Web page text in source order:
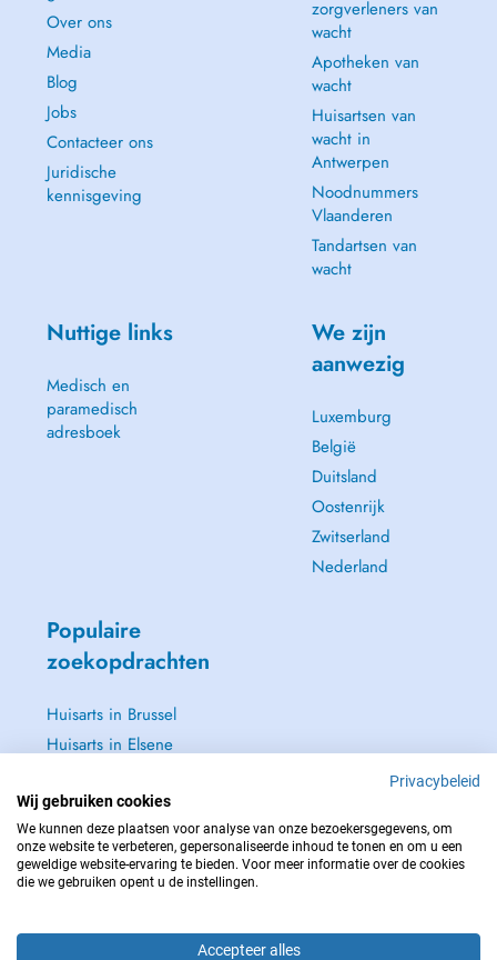
Over ons
Media
Blog
Jobs
Contacteer ons
Juridische
kennisgeving
zorgverleners van
wacht
Apotheken van
wacht
Huisartsen van
wacht in
Antwerpen
Noodnummers
Vlaanderen
Tandartsen van
wacht
Nuttige links
Medisch en
paramedisch
adresboek
We zijn
aanwezig
Luxemburg
België
Duitsland
Oostenrijk
Zwitserland
Nederland
Populaire
zoekopdrachten
Huisarts in Brussel
Huisarts in Elsene
Tandarts in Brussel
Zie alle →
NEEM IN GEVAL VAN NOOD CONTACT OP MET : 112
Privacybeleid
Wij gebruiken cookies
We kunnen deze plaatsen voor analyse van onze bezoekersgegevens, om
onze website te verbeteren, gepersonaliseerde inhoud te tonen en om u een
geweldige website-ervaring te bieden. Voor meer informatie over de cookies
die we gebruiken opent u de instellingen.
Accepteer alles